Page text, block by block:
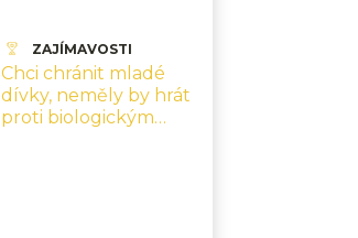
pokutu
ZAJÍMAVOSTI
Chci chránit mladé
dívky, neměly by hrát
proti biologickým